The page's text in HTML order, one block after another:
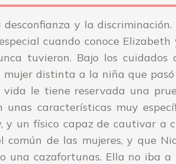
y la discriminación.
cuando conoce
tuvieron. Bajo los cuidados
mujer distinta a la niña que
le tiene reservada una
características muy
y un físico capaz de cautivar a
de las mujeres, y que
una cazafortunas. Ella no iba